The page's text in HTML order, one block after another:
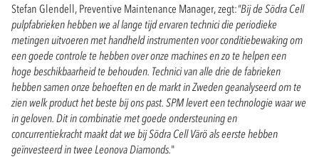
Stefan Glendell, Preventive Maintenance Manager, zegt:"Bij de Södra Cell
pulpfabrieken hebben we al lange tijd ervaren technici die periodieke
metingen uitvoeren met handheld instrumenten voor conditiebewaking om
een goede controle te hebben over onze machines en zo te helpen een
hoge beschikbaarheid te behouden. Technici van alle drie de fabrieken
hebben samen onze behoeften en de markt in Zweden geanalyseerd om te
zien welk product het beste bij ons past. SPM levert een technologie waar we
in geloven. Dit in combinatie met goede ondersteuning en
concurrentiekracht maakt dat we bij Södra Cell Värö als eerste hebben
geïnvesteerd in twee Leonova Diamonds."